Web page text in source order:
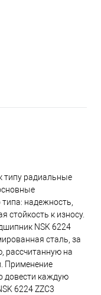
типу радиальные
надежность,
стойкость к износу.
NSK 6224
сталь, за
рассчитанную на
Применение
довести каждую
6224 ZZC3